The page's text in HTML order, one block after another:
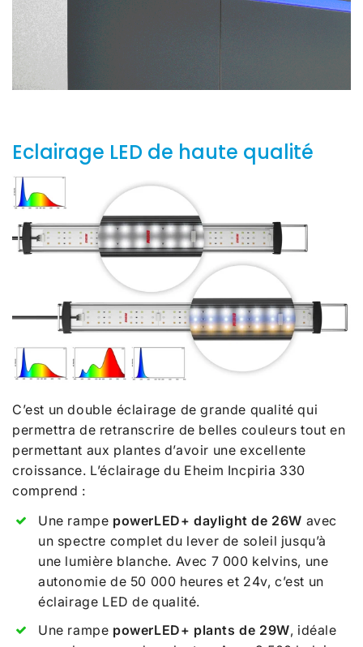
Eclairage LED de haute qualité
C’est un double éclairage de grande qualité qui
permettra de retranscrire de belles couleurs tout en
permettant aux plantes d’avoir une excellente
croissance. L’éclairage du Eheim Incpiria 330
comprend :
Une rampe powerLED+ daylight de 26W avec
un spectre complet du lever de soleil jusqu’à
une lumière blanche. Avec 7 000 kelvins, une
autonomie de 50 000 heures et 24v, c’est un
éclairage LED de qualité.
Une rampe powerLED+ plants de 29W, idéale